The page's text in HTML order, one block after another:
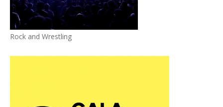
Rock and Wrestling